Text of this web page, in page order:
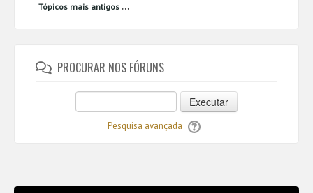
Tópicos mais antigos ...
PROCURAR NOS FÓRUNS
Executar
Pesquisa avançada